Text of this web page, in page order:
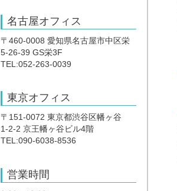
名古屋オフィス
〒460-0008 愛知県名古屋市中区栄
5-26-39 GS栄3F
TEL:052-263-0039
東京オフィス
〒151-0072 東京都渋谷区幡ヶ谷
1-2-2 京王幡ヶ谷ビル4階
TEL:090-6038-8536
営業時間